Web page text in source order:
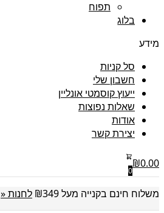
תפוח
בלוג
מידע
סל קניות
חשבון שלי
ייעוץ קוסמטי אונליין
שאלות נפוצות
אודות
יצירת קשר
₪0.00
0
משלוח חינם בקנייה מעל ₪349
לחנות «